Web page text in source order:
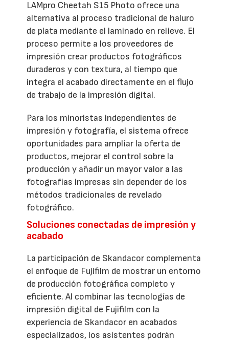
LAMpro Cheetah S15 Photo ofrece una
alternativa al proceso tradicional de haluro
de plata mediante el laminado en relieve. El
proceso permite a los proveedores de
impresión crear productos fotográficos
duraderos y con textura, al tiempo que
integra el acabado directamente en el flujo
de trabajo de la impresión digital.
Para los minoristas independientes de
impresión y fotografía, el sistema ofrece
oportunidades para ampliar la oferta de
productos, mejorar el control sobre la
producción y añadir un mayor valor a las
fotografías impresas sin depender de los
métodos tradicionales de revelado
fotográfico.
Soluciones conectadas de impresión y
acabado
La participación de Skandacor complementa
el enfoque de Fujifilm de mostrar un entorno
de producción fotográfica completo y
eficiente. Al combinar las tecnologías de
impresión digital de Fujifilm con la
experiencia de Skandacor en acabados
especializados, los asistentes podrán